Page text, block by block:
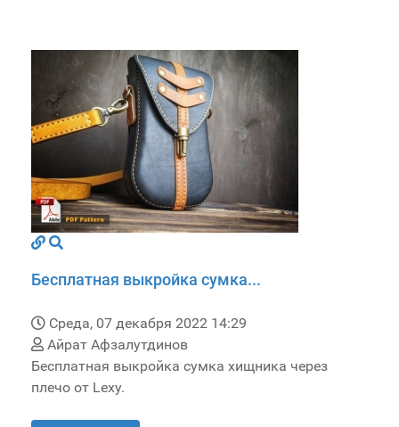
Бесплатная выкройка сумка...
Среда, 07 декабря 2022 14:29
Айрат Афзалутдинов
Бесплатная выкройка сумка хищника через
плечо от Lexy.